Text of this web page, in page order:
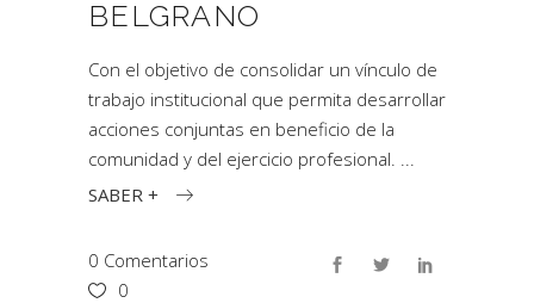
BELGRANO
Con el objetivo de consolidar un vínculo de
trabajo institucional que permita desarrollar
acciones conjuntas en beneficio de la
comunidad y del ejercicio profesional.
SABER +
0 Comentarios
0